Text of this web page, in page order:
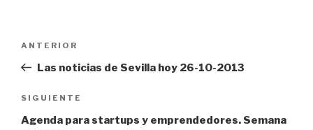
entradas
Entrada
anterior:
ANTERIOR
Las noticias de Sevilla hoy 26-10-2013
Siguiente
entrada
SIGUIENTE
Agenda para startups y emprendedores. Semana